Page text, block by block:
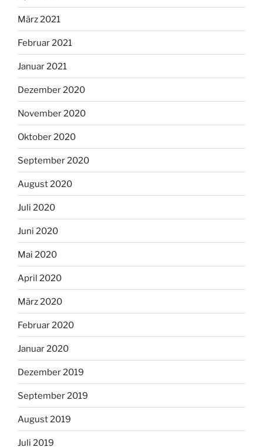
März 2021
Februar 2021
Januar 2021
Dezember 2020
November 2020
Oktober 2020
September 2020
August 2020
Juli 2020
Juni 2020
Mai 2020
April 2020
März 2020
Februar 2020
Januar 2020
Dezember 2019
September 2019
August 2019
Juli 2019